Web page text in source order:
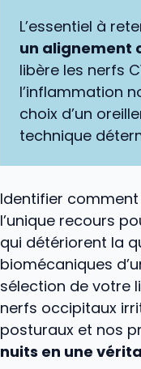
L’essentiel à
un alignement
libère les nerfs
l’inflammation
choix d’un
technique
Identifier
l’unique recours
qui détériorent la
biomécaniques
sélection de votre
nerfs occipitaux
posturaux et nos
nuits en une